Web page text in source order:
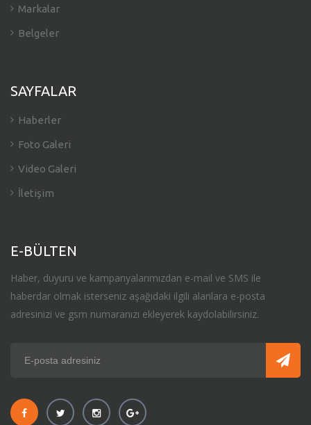
Markalar
Belgeler
SAYFALAR
Haberler
Foto Galeri
Video Galeri
İletişim
E-BÜLTEN
Haber, duyuru ve kampanyalarımızdan e-mail ve SMS ile
haberdar olmak isterseniz aşağıdaki ilgili alanlara e-posta
adresinizi ve gsm numaranızı ekleyerek kaydolabilirsiniz.